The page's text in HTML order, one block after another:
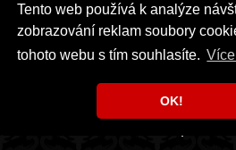
Tento web používá k analýze
zobrazování reklam soubory
tohoto webu s tím souhlasíte.
OK!
2020-03-07 - Francie, Alpe
2020-03-21 - Krkonoše
2020-07-11 - Ostrava